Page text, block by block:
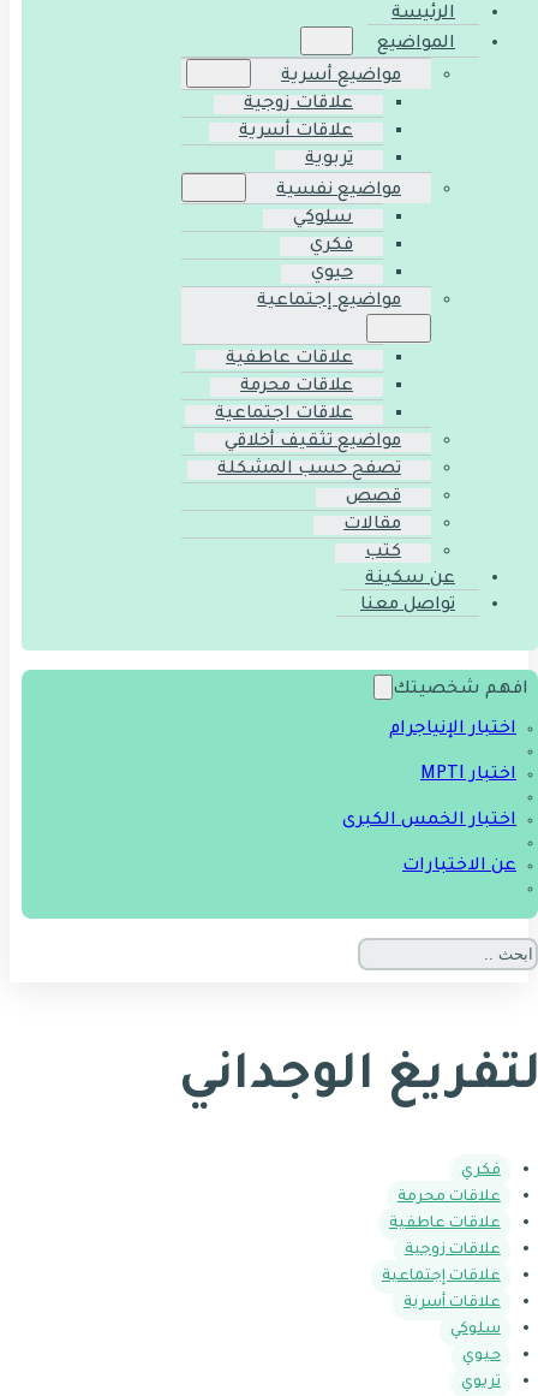
الرئيسة
المواضيع
مواضيع أسرية
علاقات زوجية
علاقات أسرية
تربوية
مواضيع نفسية
سلوكي
فكري
حيوي
مواضيع إجتماعية
علاقات عاطفية
علاقات محرمة
علاقات اجتماعية
مواضيع تثقيف أخلاقي
تصفح حسب المشكلة
قصص
مقالات
كتب
عن سكينة
تواصل معنا
افهم شخصيتك
اختبار الإنياجرام
اختبار MPTI
اختبار الخمس الكبرى
عن الاختبارات
الوجداني
فكري
علاقات محرمة
علاقات عاطفية
علاقات زوجية
علاقات إجتماعية
علاقات أسرية
سلوكي
حيوي
تربوي